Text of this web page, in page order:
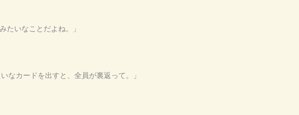
たいなことだよね。」
なカードを出すと、全員が裏返って。」